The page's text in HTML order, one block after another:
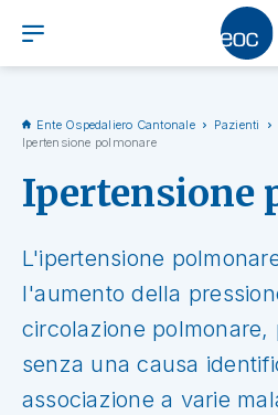
Ente Ospedaliero Cantonale Pazienti
Ipertensione polmonare
Ipertensione
L'ipertensione
l'aumento della
circolazione polmonare,
senza una causa
associazione a varie